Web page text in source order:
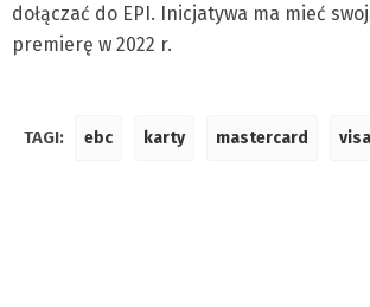
dołączać do EPI. Inicjatywa ma mieć
premierę w 2022 r.
TAGI: ebc karty mastercard visa